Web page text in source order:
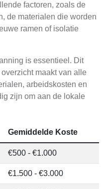
factoren, zoals de
de materialen die worden
ramen of isolatie
is essentieel. Dit
maakt van alle
arbeidskosten en
zijn om aan de lokale
Gemiddelde Koste
€500 - €1.000
€1.500 - €3.000